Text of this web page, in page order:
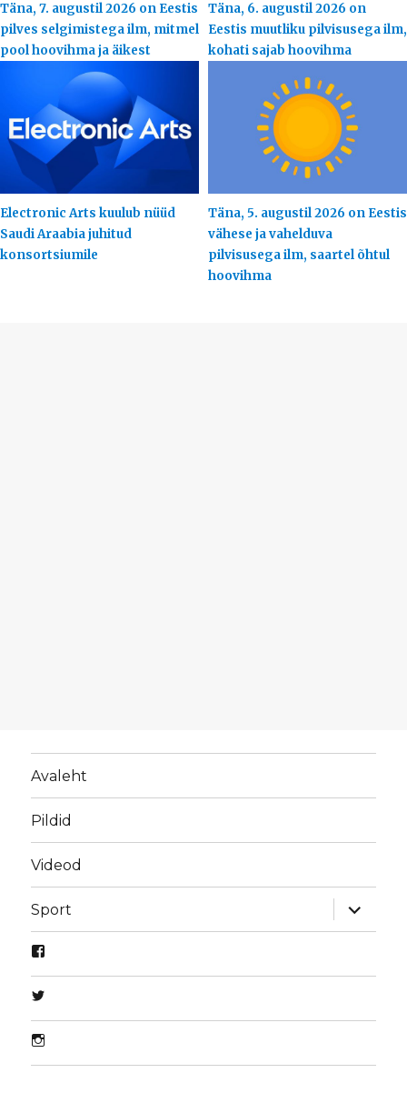
Täna, 7. augustil 2026 on Eestis
pilves selgimistega ilm, mitmel
pool hoovihma ja äikest
Täna, 6. augustil 2026 on
Eestis muutliku pilvisusega ilm,
kohati sajab hoovihma
Electronic Arts kuulub nüüd
Saudi Araabia juhitud
konsortsiumile
Täna, 5. augustil 2026 on Eestis
vähese ja vahelduva
pilvisusega ilm, saartel õhtul
hoovihma
Avaleht
Pildid
Videod
Sport
laienda